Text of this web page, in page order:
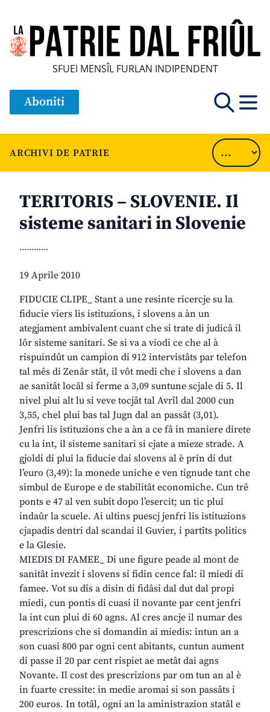
SFUEI MENSÎL FURLAN INDIPENDENT
Aboniti
ARCHIVI DE PATRIE
TERITORIS – SLOVENIE. Il
sisteme sanitari in Slovenie
............
19 Aprile 2010
FIDUCIE CLIPE_ Stant a une resinte ricercje su la
fiducie viers lis istituzions, i slovens a àn un
ategjament ambivalent cuant che si trate di judicâ il
lôr sisteme sanitari. Se si va a viodi ce che al à
rispuindût un campion di 912 intervistâts par telefon
tal mês di Zenâr stât, il vôt medi che i slovens a dan
ae sanitât locâl si ferme a 3,09 suntune scjale di 5. Il
nivel plui alt lu si veve tocjât tal Avrîl dal 2000 cun
3,55, chel plui bas tal Jugn dal an passât (3,01).
Jenfri lis istituzions che a àn a ce fâ in maniere direte
cu la int, il sisteme sanitari si cjate a mieze strade. A
gjoldi di plui la fiducie dai slovens al è prin di dut
l’euro (3,49): la monede uniche e ven tignude tant che
simbul de Europe e de stabilitât economiche. Cun trê
ponts e 47 al ven subit dopo l’esercit; un tic plui
indaûr la scuele. Ai ultins puescj jenfri lis istituzions
cjapadis dentri dal scandai il Guvier, i partîts politics
e la Glesie.
MIEDIS DI FAMEE_ Di une figure peade al mont de
sanitât invezit i slovens si fidin cence fal: il miedi di
famee. Vot su dîs a disin di fidâsi dal dut dal propi
miedi, cun pontis di cuasi il novante par cent jenfri
la int cun plui di 60 agns. Al cres ancje il numar des
prescrizions che si domandin ai miedis: intun an a
son cuasi 800 par ogni cent abitants, cuntun aument
di passe il 20 par cent rispiet ae metât dai agns
Novante. Il cost des prescrizions par om tun an al è
in fuarte cressite: in medie aromai si son passâts i
200 euros. In totâl, ogni an la aministrazion statâl e